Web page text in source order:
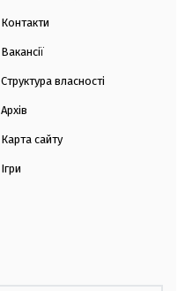
Контакти
Вакансії
Структура власності
Архів
Карта сайту
Ігри